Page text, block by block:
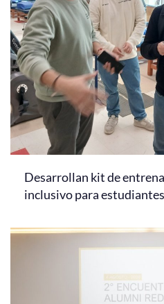
Desarrollan kit de
inclusivo para